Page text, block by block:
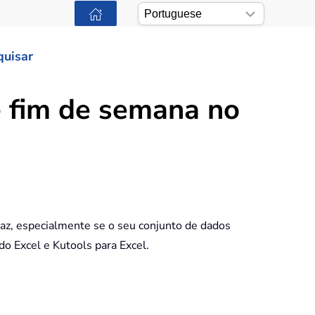
de semana no
especialmente se o seu conjunto de dados
Excel e Kutools para Excel.